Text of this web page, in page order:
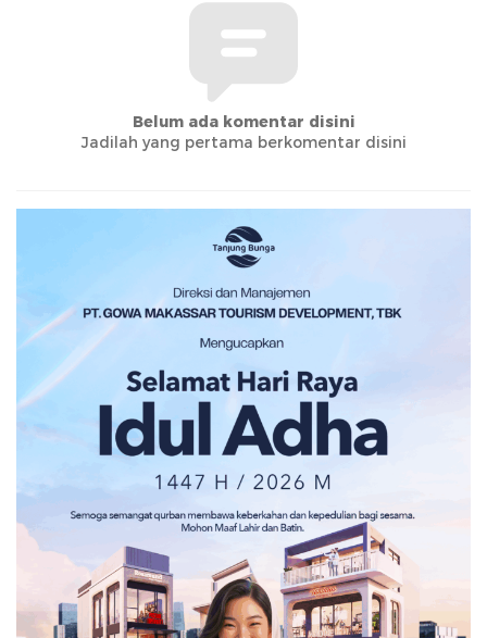
Belum ada komentar disini
Jadilah yang pertama berkomentar disini